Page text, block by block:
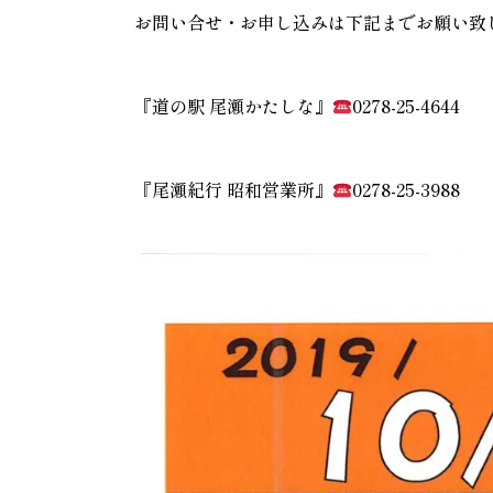
お問い合せ・お申し込みは下記までお願い致
『道の駅 尾瀬かたしな』 0278-25-4644
『尾瀬紀行 昭和営業所』 0278-25-3988